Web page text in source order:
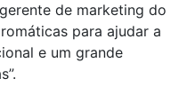
de marketing do
para ajudar a
e um grande